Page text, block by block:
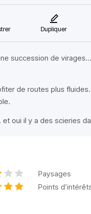
Dupliquer
succession de
de routes plus fluides.
oui il y a des scieries
Paysages
Points